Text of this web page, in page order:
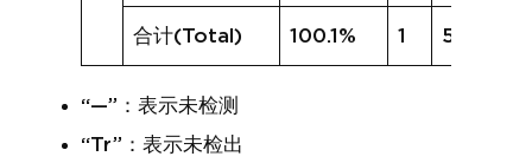
合计(Total) 100.1% 1 53.3%
“—”：表示未检测
“Tr”：表示未检出